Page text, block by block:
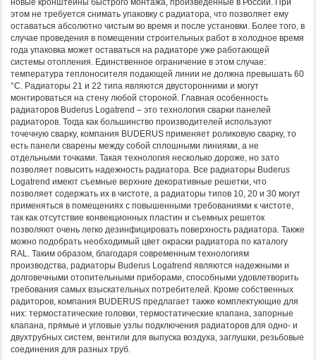
новые кронштейны быстрого монтажа, произведенные в России. При
этом не требуется снимать упаковку с радиатора, что позволяет ему
оставаться абсолютно чистым во время и после установки. Более того, в
случае проведения в помещении строительных работ в холодное время
года упаковка может оставаться на радиаторе уже работающей
системы отопления. Единственное ограничение в этом случае:
температура теплоносителя подающей линии не должна превышать 60
°С. Радиаторы 21 и 22 типа являются двусторонними и могут
монтироваться на стену любой стороной. Главная особенность
радиаторов Buderus Logatrend – это технология сварки панелей
радиаторов. Тогда как большинство производителей используют
точечную сварку, компания BUDERUS применяет роликовую сварку, то
есть панели сварены между собой сплошными линиями, а не
отдельными точками. Такая технология несколько дороже, но зато
позволяет повысить надежность радиатора. Все радиаторы Buderus
Logatrend имеют съемные верхние декоративные решетки, что
позволяет содержать их в чистоте, а радиаторы типов 10, 20 и 30 могут
применяться в помещениях с повышенными требованиями к чистоте,
так как отсутствие конвекционных пластин и съемных решеток
позволяют очень легко дезинфицировать поверхность радиатора. Также
можно подобрать необходимый цвет окраски радиатора по каталогу
RAL. Таким образом, благодаря современным технологиям
производства, радиаторы Buderus Logatrend являются надежными и
долговечными отопительными приборами, способными удовлетворить
требования самых взыскательных потребителей. Кроме собственных
радиторов, компания BUDERUS предлагает также комплектующие для
них: термостатические головки, термостатические клапана, запорные
клапана, прямые и угловые узлы подключения радиаторов для одно- и
двухтрубных систем, вентили для выпуска воздуха, заглушки, резьбовые
соединения для разных труб.